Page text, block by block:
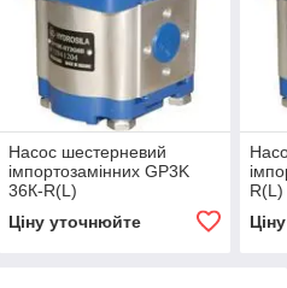
Насос шестерневий
імпортозамінних GP3K
36К-R(L)
Ціну уточнюйте
R(L)